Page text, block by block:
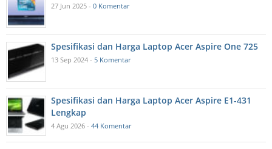
27 Jun 2025 - 0 Komentar
Spesifikasi dan Harga Laptop Acer Aspire One 725
13 Sep 2024 - 5 Komentar
Spesifikasi dan Harga Laptop Acer Aspire E1-431
Lengkap
4 Agu 2026 - 44 Komentar